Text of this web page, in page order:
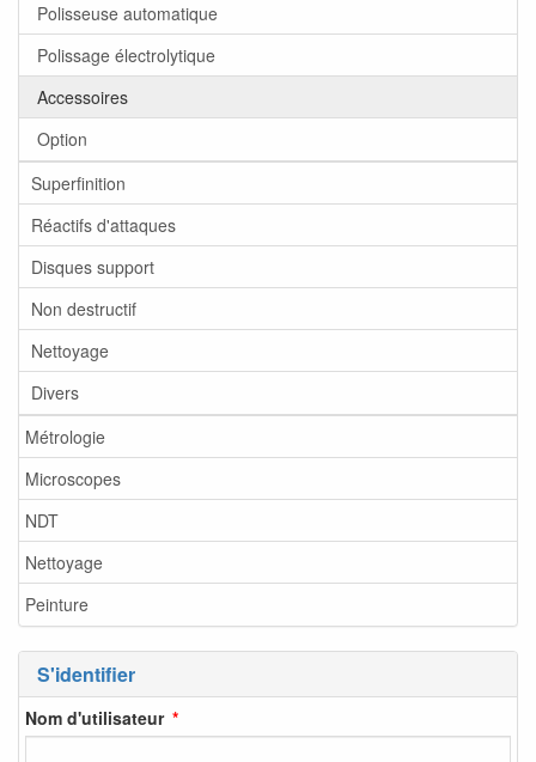
Polisseuse automatique
Polissage électrolytique
Accessoires
Option
Superfinition
Réactifs d'attaques
Disques support
Non destructif
Nettoyage
Divers
Métrologie
Microscopes
NDT
Nettoyage
Peinture
S'identifier
Nom d'utilisateur